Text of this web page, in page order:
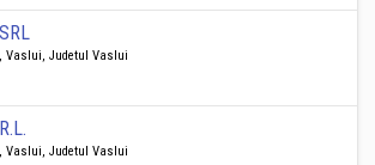
Vaslui, Judetul Vaslui
Vaslui, Judetul Vaslui